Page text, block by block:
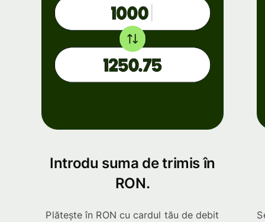
Introdu suma de trimis în
RON.
Plătește în RON cu cardul tău de debit